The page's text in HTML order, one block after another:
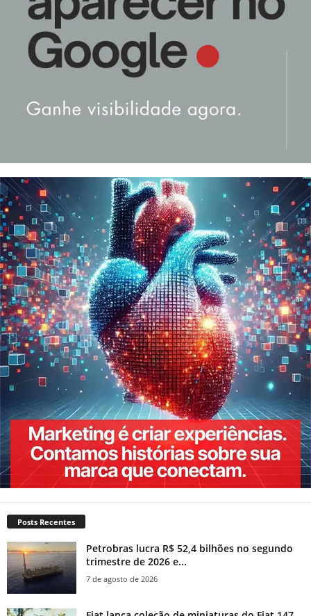
Posts Recentes
Petrobras lucra R$ 52,4 bilhões no segundo
trimestre de 2026 e...
7 de agosto de 2026